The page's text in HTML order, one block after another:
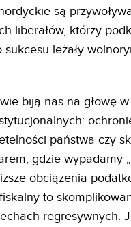
są
liberałów, którzy
sukcesu leżały
biją nas na głowę
państwa czy
gdzie wypadamy
obciążenia
to
regresywnych.